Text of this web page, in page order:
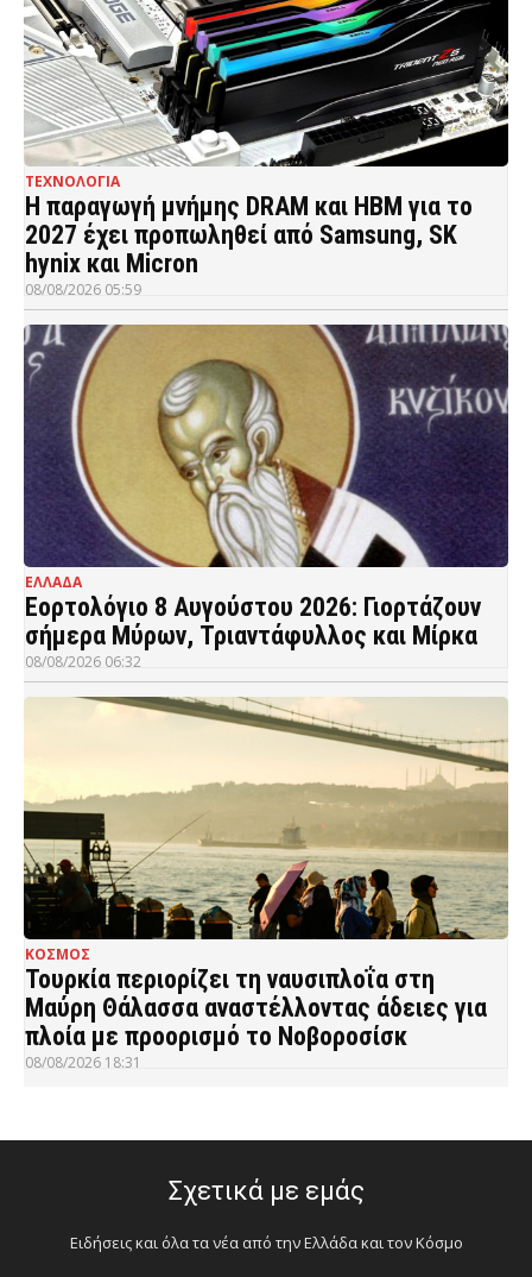
ΤΕΧΝΟΛΟΓΙΑ
Η παραγωγή μνήμης DRAM και HBM για το
2027 έχει προπωληθεί από Samsung, SK
hynix και Micron
08/08/2026 05:59
ΕΛΛΑΔΑ
Εορτολόγιο 8 Αυγούστου 2026: Γιορτάζουν
σήμερα Μύρων, Τριαντάφυλλος και Μίρκα
08/08/2026 06:32
ΚΟΣΜΟΣ
Τουρκία περιορίζει τη ναυσιπλοΐα στη
Μαύρη Θάλασσα αναστέλλοντας άδειες για
πλοία με προορισμό το Νοβοροσίσκ
08/08/2026 18:31
Σχετικά με εμάς
Ειδήσεις και όλα τα νέα από την Ελλάδα και τον Κόσμο